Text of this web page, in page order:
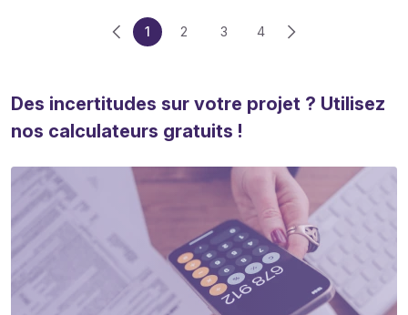
1 2 3 4
Des incertitudes sur votre projet ? Utilisez
nos calculateurs gratuits !